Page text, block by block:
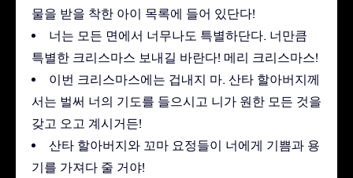
물을 받을 착한 아이 목록에 들어 있단다!
너는 모든 면에서 너무나도 특별하단다. 너만큼
특별한 크리스마스 보내길 바란다! 메리 크리스마스!
이번 크리스마스에는 겁내지 마. 산타 할아버지께
서는 벌써 너의 기도를 들으시고 니가 원한 모든 것을
갖고 오고 계시거든!
산타 할아버지와 꼬마 요정들이 너에게 기쁨과 용
기를 가져다 줄 거야!